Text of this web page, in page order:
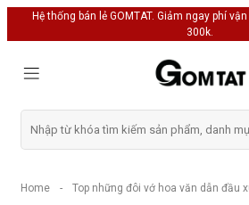
Hệ thống bán lẻ GOMTAT. Giảm ngay phí
300k.
Home - Top những đôi vớ hoa văn dẫn đầu